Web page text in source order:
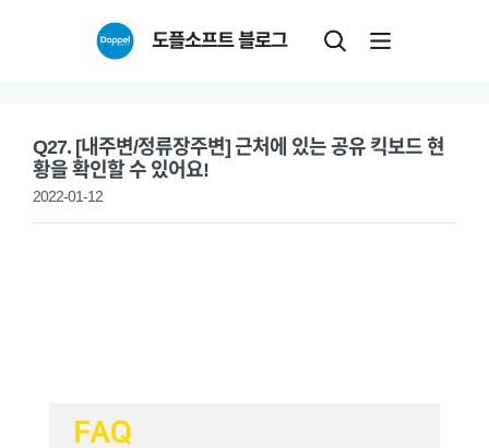
도플소프트 블로그
Q27. [내주변/정류장주변] 근처에 있는 공유 킥보드 현
황을 확인할 수 있어요!
2022-01-12